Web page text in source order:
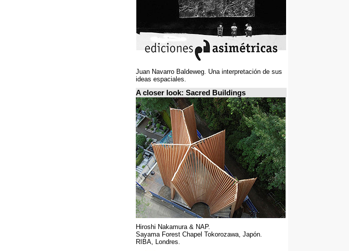
Juan Navarro Baldeweg. Una interpretación de sus
ideas espaciales.
A closer look: Sacred Buildings
Hiroshi Nakamura & NAP.
Sayama Forest Chapel Tokorozawa, Japón.
RIBA, Londres.